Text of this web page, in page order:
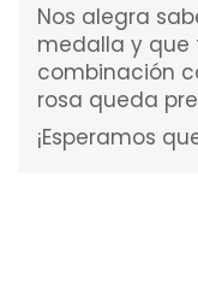
Nos alegra
medalla y que
combinación
rosa queda
¡Esperamos